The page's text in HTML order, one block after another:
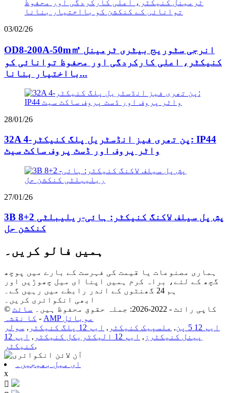
03/02/26
OD8-200A-50m㎡ انرجی سٹوریج بیٹری ٹرمینل
کنیکٹر، اعلی کارکردگی اور محفوظ توانائی کو
بااختیار بنانا...
28/01/26
32A 4-پن تھری فیز انڈسٹریل پلگ کنیکٹر: IP44
واٹر پروف اور ڈسٹ پروف ساکٹ سیٹ
27/01/26
3B 8+2 پش پل سیلف لاکنگ کنیکٹر: ہائی-ریلیبلٹی
کنکشن حل
ہمیں فالو کریں۔
ہماری مصنوعات یا قیمت کی فہرست کے بارے میں پوچھ
گچھ کے لئے، براہ کرم ہمیں اپنا ای میل چھوڑیں اور
ہم 24 گھنٹوں کے اندر رابطے میں رہیں گے۔
ابھی انکوائری کریں۔
© کاپی رائٹ - 2022-2026: جملہ حقوق محفوظ ہیں۔
سائٹ
کا نقشہ -
AMP موبائل
ایم 12 5 پن
, ملسپیک کنیکٹر , ایم 12 پلگ کنیکٹر , سولر
پینل کنیکٹرز , ایم 12 الیکٹریکل کنیکٹر ,
ایم 12
کنیکٹر,
ای میل بھیجیں۔
x
